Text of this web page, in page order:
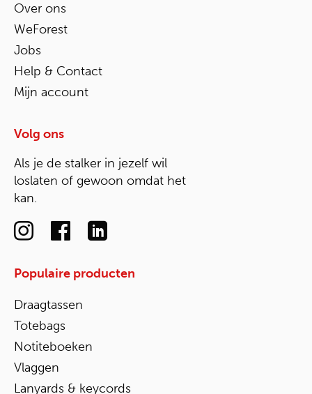
Over ons
WeForest
Jobs
Help & Contact
Mijn account
Volg ons
Als je de stalker in jezelf wil
loslaten of gewoon omdat het
kan.
Populaire producten
Draagtassen
Totebags
Notiteboeken
Vlaggen
Lanyards & keycords